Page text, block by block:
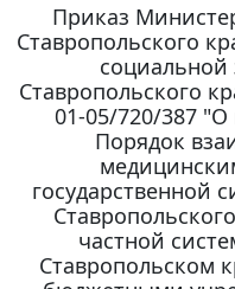
Приказ
Ставропольского
Ставропольского
01-05/720/387
Порядок
государственной
частной
Ставропольском